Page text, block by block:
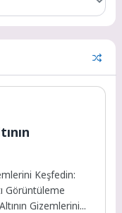
Keşfedin:
Görüntüleme
Gizemlerini...